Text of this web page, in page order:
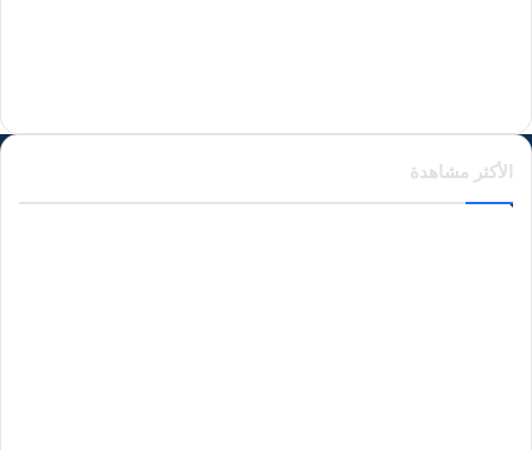
الأكثر مشاهدة